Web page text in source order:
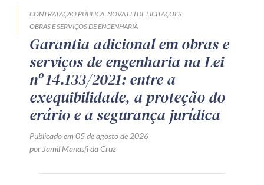
CONTRATAÇÃO PÚBLICA NOVA LEI DE LICITAÇÕES
OBRAS E SERVIÇOS DE ENGENHARIA
Garantia adicional em obras e
serviços de engenharia na Lei
nº 14.133/2021: entre a
exequibilidade, a proteção do
erário e a segurança jurídica
Publicado em 05 de agosto de 2026
por Jamil Manasfi da Cruz